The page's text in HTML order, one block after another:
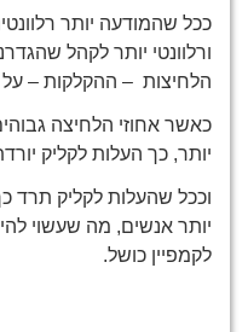
ככל שהמודעה יותר
ורלוונטי יותר לקהל
הלחיצות – ההקלקות –
כאשר אחוזי הלחיצה
יותר, כך העלות לקליק
וככל שהעלות לקליק תרד
יותר אנשים, מה שעשוי
לקמפיין כושל.